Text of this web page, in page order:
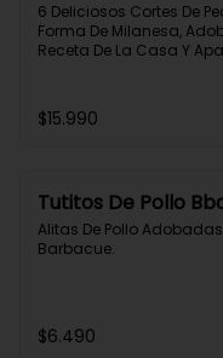
6 Deliciosos Cortes De
Forma De Milanesa,
Receta De La Casa Y
$15.990
Tutitos De Pollo
Alitas De Pollo
Barbacue.
$6.490